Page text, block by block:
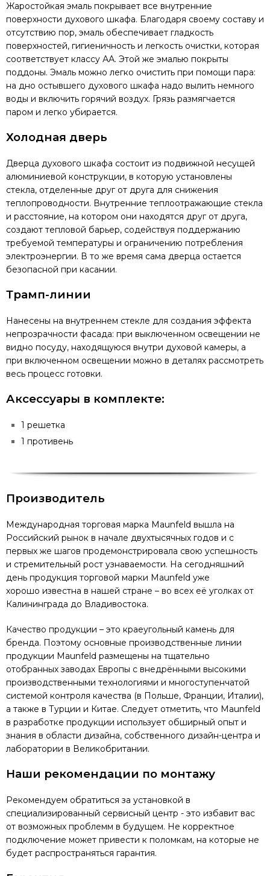
Жаростойкая эмаль покрывает все внутренние
поверхности духового шкафа. Благодаря своему составу и
отсутствию пор, эмаль обеспечивает гладкость
поверхностей, гигиеничность и легкость очистки, которая
соответствует классу АА. Этой же эмалью покрыты
поддоны. Эмаль можно легко очистить при помощи пара:
на дно остывшего духового шкафа надо вылить немного
воды и включить горячий воздух. Грязь размягчается
паром и легко убирается.
Холодная дверь
Дверца духового шкафа состоит из подвижной несущей
алюминиевой конструкции, в которую установлены
стекла, отделенные друг от друга для снижения
теплопроводности. Внутренние теплоотражающие стекла
и расстояние, на котором они находятся друг от друга,
создают тепловой барьер, содействуя поддержанию
требуемой температуры и ограничению потребления
электроэнергии. В то же время сама дверца остается
безопасной при касании.
Трамп-линии
Нанесены на внутреннем стекле для создания эффекта
непрозрачности фасада: при выключенном освещении не
видно посуду, находящуюся внутри духовой камеры, а
при включенном освещении можно в деталях рассмотреть
весь процесс готовки.
Аксессуары в комплекте:
1 решетка
1 противень
Производитель
Международная торговая марка Maunfeld вышла на
Российский рынок в начале двухтысячных годов и с
первых же шагов продемонстрировала свою успешность
и стремительный рост узнаваемости. На сегодняшний
день продукция торговой марки Maunfeld уже
хорошо известна в нашей стране – во всех её уголках от
Калининграда до Владивостока.
Качество продукции – это краеугольный камень для
бренда. Поэтому основные производственные линии
продукции Maunfeld размещены на тщательно
отобранных заводах Европы с внедрёнными высокими
производственными технологиями и многоступенчатой
системой контроля качества (в Польше, Франции, Италии),
а также в Турции и Китае. Следует отметить, что Maunfeld
в разработке продукции использует обширный опыт и
знания в области дизайна, собственного дизайн-центра и
лаборатории в Великобритании.
Наши рекомендации по монтажу
Рекомендуем обратиться за установкой в
специализированный сервисный центр - это избавит вас
от возможных проблемм в будущем. Не корректное
подключение может привести к поломкам, на которые не
будет распространяться гарантия.